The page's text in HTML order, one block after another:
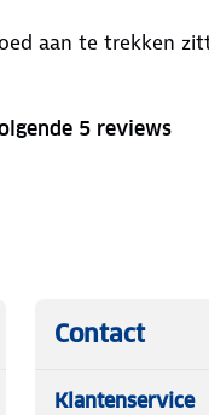
aan te trekken
5 reviews
Contact
Klantenservice